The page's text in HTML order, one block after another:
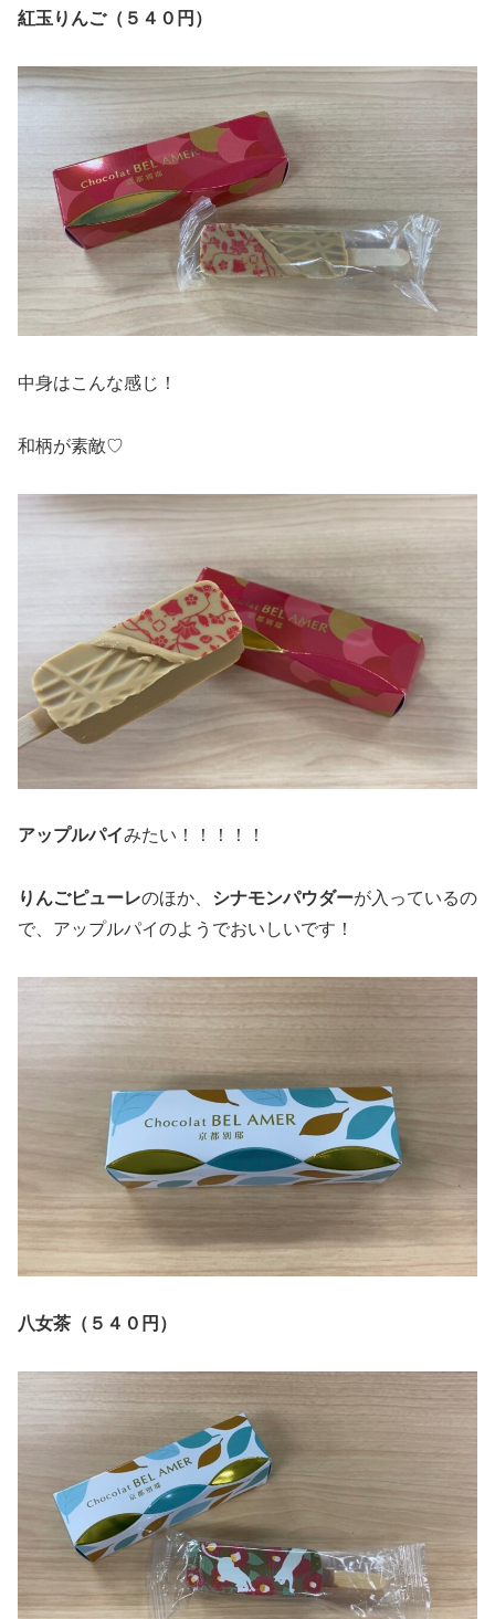
紅玉りんご（５４０円）
中身はこんな感じ！
和柄が素敵♡
アップルパイみたい！！！！！
りんごピューレのほか、 シナモンパウダーが入っているの
で、アップルパイのようでおいしいです！
八女茶（５４０円）